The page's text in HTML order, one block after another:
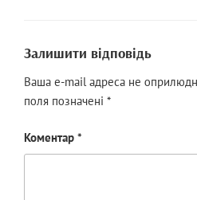
Залишити відповідь
Ваша e-mail адреса не
поля позначені *
Коментар *